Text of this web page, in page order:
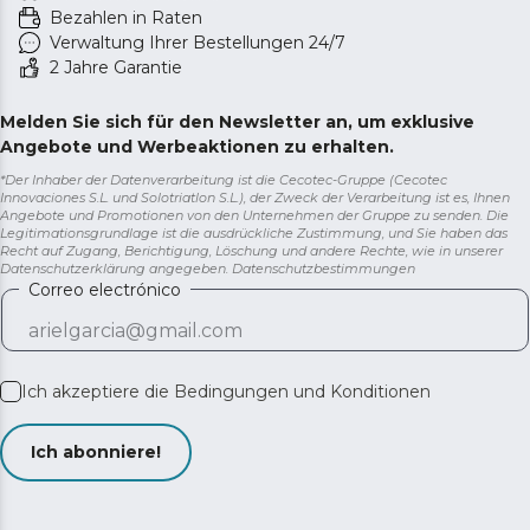
Bezahlen in Raten
Verwaltung Ihrer Bestellungen 24/7
2 Jahre Garantie
Melden Sie sich für den Newsletter an, um exklusive
Angebote und Werbeaktionen zu erhalten.
*Der Inhaber der Datenverarbeitung ist die Cecotec-Gruppe (Cecotec
Innovaciones S.L. und Solotriatlon S.L.), der Zweck der Verarbeitung ist es, Ihnen
Angebote und Promotionen von den Unternehmen der Gruppe zu senden. Die
Legitimationsgrundlage ist die ausdrückliche Zustimmung, und Sie haben das
Recht auf Zugang, Berichtigung, Löschung und andere Rechte, wie in unserer
Datenschutzerklärung angegeben. Datenschutzbestimmungen
Correo electrónico
Ich akzeptiere die Bedingungen und Konditionen
Ich abonniere!